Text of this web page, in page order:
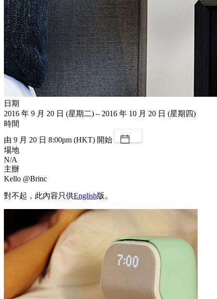
日期
2016 年 9 月 20 日 (星期二) – 2016 年 10 月 20 日 (星期四)
時間
由 9 月 20 日 8:00pm (HKT) 開始
場地
N/A
主辦
Kello @Brinc
對不起，此內容只供English版。